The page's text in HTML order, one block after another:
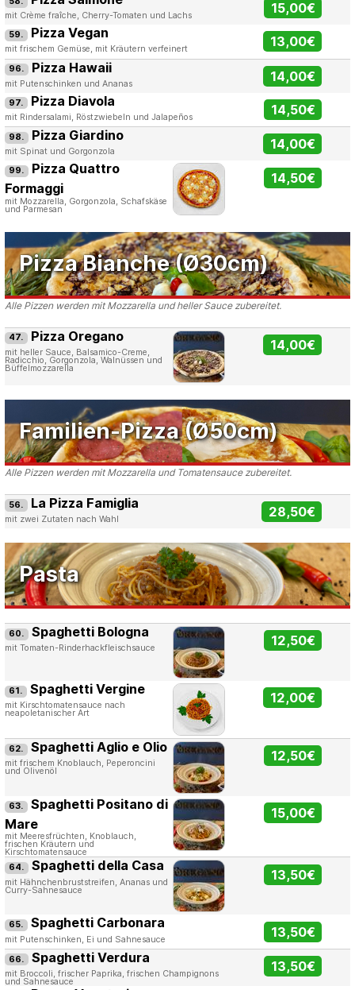
mit Crème fraîche, Cherry-Tomaten und Lachs 15,00€
59. Pizza Vegan
mit frischem Gemüse, mit Kräutern verfeinert 13,00€
96. Pizza Hawaii
mit Putenschinken und Ananas 14,00€
97. Pizza Diavola
mit Rindersalami, Röstzwiebeln und Jalapeños 14,50€
98. Pizza Giardino
mit Spinat und Gorgonzola 14,00€
99. Pizza Quattro
Formaggi
mit Mozzarella, Gorgonzola, Schafskäse
und Parmesan
14,50€
Pizza Bianche (Ø30cm)
Alle Pizzen werden mit Mozzarella und heller Sauce zubereitet.
47. Pizza Oregano
mit heller Sauce, Balsamico-Creme,
Radicchio, Gorgonzola, Walnüssen und
Büffelmozzarella
14,00€
Familien-Pizza (Ø50cm)
Alle Pizzen werden mit Mozzarella und Tomatensauce zubereitet.
56. La Pizza Famiglia
mit zwei Zutaten nach Wahl 28,50€
Pasta
60. Spaghetti Bologna
mit Tomaten-Rinderhackfleischsauce 12,50€
61. Spaghetti Vergine
mit Kirschtomatensauce nach
neapoletanischer Art
12,00€
62. Spaghetti Aglio e Olio
mit frischem Knoblauch, Peperoncini
und Olivenöl
12,50€
63. Spaghetti Positano di
Mare
mit Meeresfrüchten, Knoblauch,
frischen Kräutern und
Kirschtomatensauce
15,00€
64. Spaghetti della Casa
mit Hähnchenbruststreifen, Ananas und
Curry-Sahnesauce
13,50€
65. Spaghetti Carbonara
mit Putenschinken, Ei und Sahnesauce 13,50€
66. Spaghetti Verdura
mit Broccoli, frischer Paprika, frischen Champignons
und Sahnesauce
13,50€